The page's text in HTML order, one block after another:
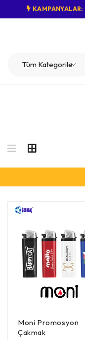
KAMPANYALAR:
Moni Promosyon
Çakmak